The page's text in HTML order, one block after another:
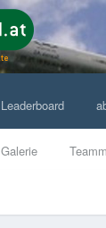
Galerie
Leaderboard